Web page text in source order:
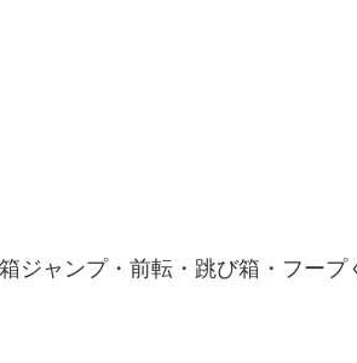
ジャンプ・前転・跳び箱・フープ